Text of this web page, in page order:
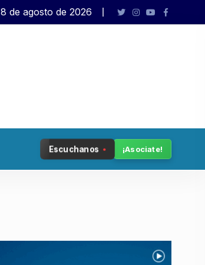
Rafael Varela presenta «Big Bang»
8 de agosto de 2026
Escuchanos ¡Asociate!